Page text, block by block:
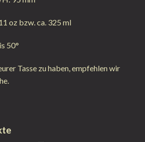
oz bzw. ca. 325 ml
50°
Tasse zu haben, empfehlen wir